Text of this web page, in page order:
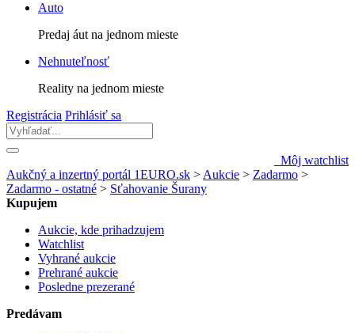
Auto
Predaj áut na jednom mieste
Nehnuteľnosť
Reality na jednom mieste
Registrácia Prihlásiť sa
Môj watchlist
Aukčný a inzertný portál 1EURO.sk > Aukcie > Zadarmo >
Zadarmo - ostatné > Sťahovanie Šurany
Kupujem
Aukcie, kde prihadzujem
Watchlist
Vyhrané aukcie
Prehrané aukcie
Posledne prezerané
Predávam